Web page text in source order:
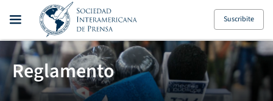
Suscribite
Reglamento